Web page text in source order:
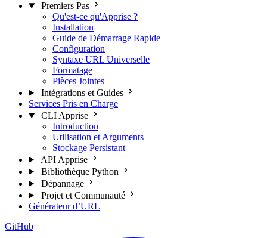
Premiers Pas
Qu'est-ce qu'Apprise ?
Installation
Guide de Démarrage Rapide
Configuration
Syntaxe URL Universelle
Formatage
Pièces Jointes
Intégrations et Guides
Services Pris en Charge
CLI Apprise
Introduction
Utilisation et Arguments
Stockage Persistant
API Apprise
Bibliothèque Python
Dépannage
Projet et Communauté
Générateur d’URL
GitHub